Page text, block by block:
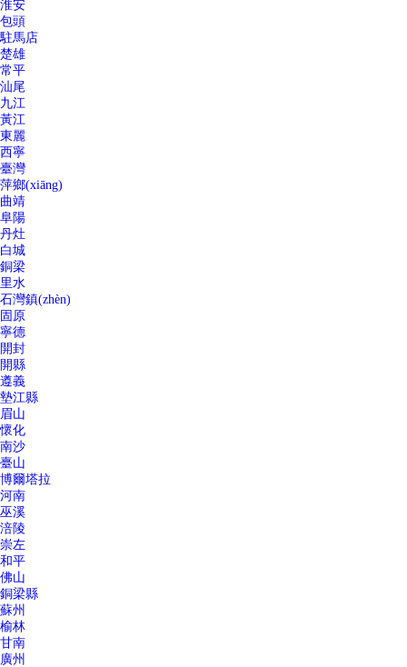
淮安
包頭
駐馬店
楚雄
常平
汕尾
九江
黃江
東麗
西寧
臺灣
萍鄉(xiāng)
曲靖
阜陽
丹灶
白城
銅梁
里水
石灣鎮(zhèn)
固原
寧德
開封
開縣
遵義
墊江縣
眉山
懷化
南沙
臺山
博爾塔拉
河南
巫溪
涪陵
崇左
和平
佛山
銅梁縣
蘇州
榆林
甘南
廣州